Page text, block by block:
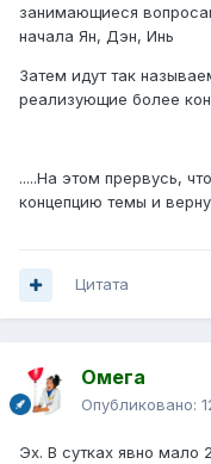
занимающиеся
начала Ян, Дэн, Инь
Затем идут так
реализующие более
.....На этом прервусь,
концепцию темы и
Цитата
Омега
Опубликовано:
Эх. В сутках явно мало